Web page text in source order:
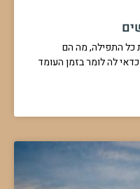
שלוש" - מתי ואיך